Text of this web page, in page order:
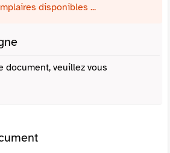
disponibles ...
document, veuillez vous